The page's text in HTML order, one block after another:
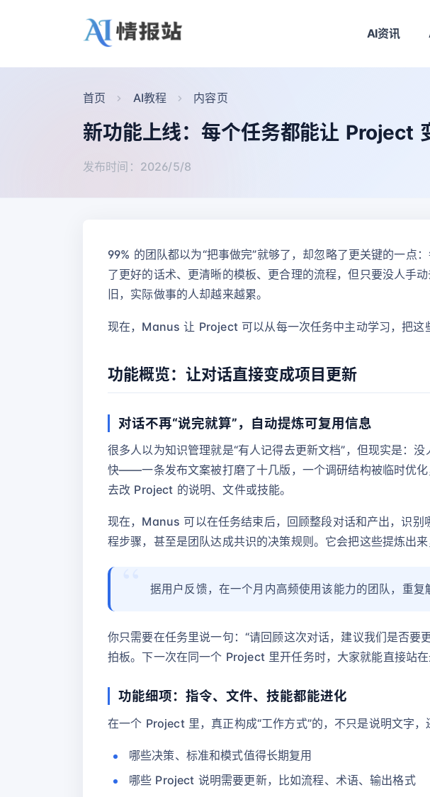
AI资讯
首页 AI教程 内容页
新功能上线：每个任务都能让 Project
发布时间：2026/5/8
99% 的团队都以为“把事做完”就够了，却忽略了更关键的一点
了更好的话术、更清晰的模板、更合理的流程，但只要没人手
旧，实际做事的人却越来越累。
现在，Manus 让 Project 可以从每一次任务中主动学习，把这
功能概览：让对话直接变成项目更新
对话不再“说完就算”，自动提炼可复用信息
很多人以为知识管理就是“有人记得去更新文档”，但现实是：
快——一条发布文案被打磨了十几版，一个调研结构被临时优
去改 Project 的说明、文件或技能。
现在，Manus 可以在任务结束后，回顾整段对话和产出，识
程步骤，甚至是团队达成共识的决策规则。它会把这些提炼出
据用户反馈，在一个月内高频使用该能力的团队，重
你只需要在任务里说一句：“请回顾这次对话，建议我们是否
拍板。下一次在同一个 Project 里开任务时，大家就能直接站在
功能细项：指令、文件、技能都能进化
在一个 Project 里，真正构成“工作方式”的，不只是说明文字
哪些决策、标准和模式值得长期复用
哪些 Project 说明需要更新，比如流程、术语、输出格式